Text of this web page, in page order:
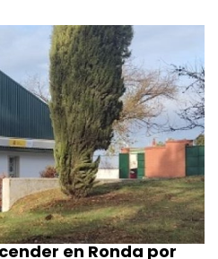
en Ronda por